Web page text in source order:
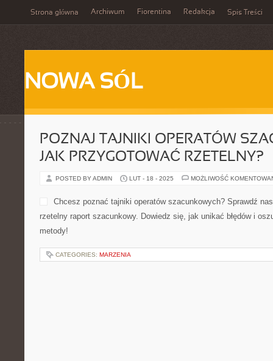
Strona główna Archiwum Fiorentina Redakcja Spis Treści
NOWA SÓL
POZNAJ TAJNIKI OPERATÓW
JAK PRZYGOTOWAĆ RZETELNY?
POSTED BY ADMIN LUT - 18 - 2025 MOŻLIWOŚĆ
Chcesz poznać tajniki operatów szacunkowych? Sprawdź
rzetelny raport szacunkowy. Dowiedz się, jak unikać błędów i
metody!
CATEGORIES: MARZENIA